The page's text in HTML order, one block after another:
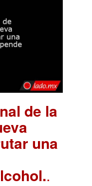
de la
una
.